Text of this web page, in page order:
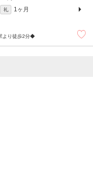
礼
1ヶ月
り徒歩2分◆